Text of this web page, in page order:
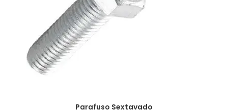
Parafuso Sextavado